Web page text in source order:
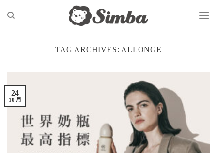
TAG ARCHIVES: ALLONGE
24
10 月